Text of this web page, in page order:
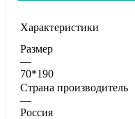
Характеристики
Размер
—
70*190
Страна производитель
—
Россия